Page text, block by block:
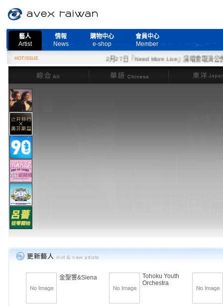
藝人
Artist
情報
News
購物中心
e-shop
會員中心
Member
HOTISSUE
2月27日『Need More Live』演唱會取消公告
綜合
華語 東洋
金聖響&Siena
Tohoku Youth
Orchestra